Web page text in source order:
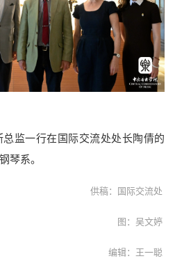
监一行在国际交流处处长陶倩的
钢琴系。
供稿：国际交流处
图：吴文婷
编辑：王一聪